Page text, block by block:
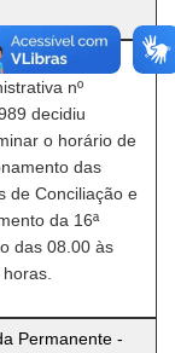
nº
decidiu
o horário de
das
de Conciliação e
da 16ª
das 08.00 às
Permanente -